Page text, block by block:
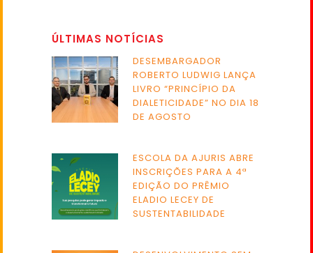
ÚLTIMAS NOTÍCIAS
DESEMBARGADOR
ROBERTO LUDWIG LANÇA
LIVRO “PRINCÍPIO DA
DIALETICIDADE” NO DIA 18
DE AGOSTO
ESCOLA DA AJURIS ABRE
INSCRIÇÕES PARA A 4ª
EDIÇÃO DO PRÊMIO
ELADIO LECEY DE
SUSTENTABILIDADE